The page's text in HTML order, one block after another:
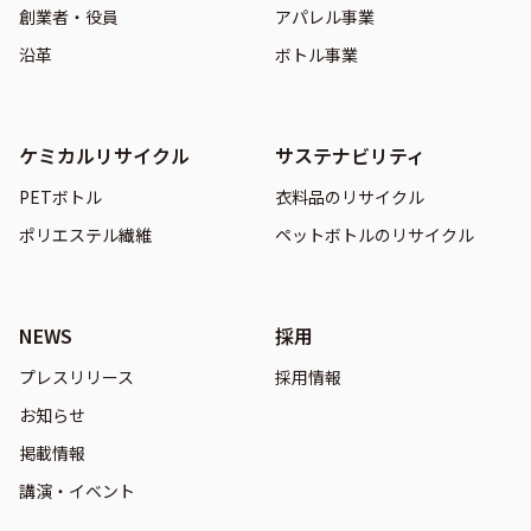
創業者・役員
沿革
アパレル事業
ボトル事業
ケミカルリサイクル
PETボトル
ポリエステル繊維
サステナビリティ
衣料品のリサイクル
ペットボトルのリサイクル
NEWS
プレスリリース
お知らせ
掲載情報
講演・イベント
採用
採用情報